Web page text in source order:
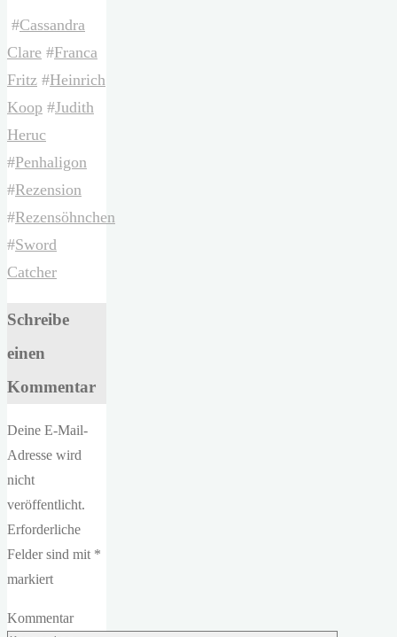
#Cassandra
Clare #Franca
Fritz #Heinrich
Koop #Judith
Heruc
#Penhaligon
#Rezension
#Rezensöhnchen
#Sword
Catcher
Schreibe
einen
Kommentar
Deine E-Mail-
Adresse wird
nicht
veröffentlicht.
Erforderliche
Felder sind mit *
markiert
Kommentar